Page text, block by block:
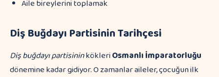
Aile bireylerini toplamak
Diş Buğdayı Partisinin Tarihçesi
Diş buğdayı partisininkökleriOsmanlı İmparatorluğu
dönemine kadar gidiyor. O zamanlar aileler, çocuğun ilk